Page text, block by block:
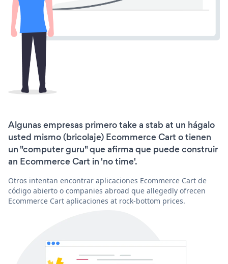
Algunas empresas primero take a stab at un hágalo
usted mismo (bricolaje) Ecommerce Cart o tienen
un "computer guru" que afirma que puede construir
an Ecommerce Cart in 'no time'.
Otros intentan encontrar aplicaciones Ecommerce Cart de
código abierto o companies abroad que allegedly ofrecen
Ecommerce Cart aplicaciones at rock-bottom prices.